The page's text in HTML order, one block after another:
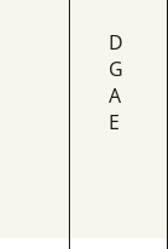
D
G
A
E